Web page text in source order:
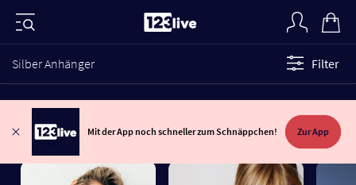
Silber Anhänger Filter
Mit der App noch schneller zum Schnäppchen! Zur App